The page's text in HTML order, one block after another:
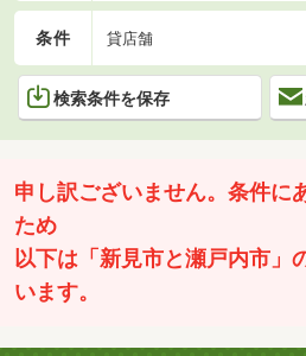
条件 貸店舗
検索条件を保存
申し訳ございません。条件に
ため
以下は「新見市と瀬戸内市」
います。